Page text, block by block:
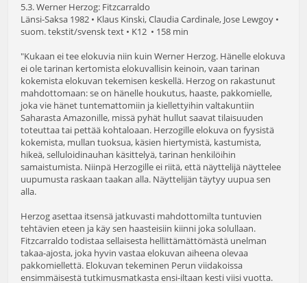
5.3. Werner Herzog: Fitzcarraldo
Länsi-Saksa 1982 • Klaus Kinski, Claudia Cardinale, Jose Lewgoy •
suom. tekstit/svensk text • K12 • 158 min
"Kukaan ei tee elokuvia niin kuin Werner Herzog. Hänelle elokuva
ei ole tarinan kertomista elokuvallisin keinoin, vaan tarinan
kokemista elokuvan tekemisen keskellä. Herzog on rakastunut
mahdottomaan: se on hänelle houkutus, haaste, pakkomielle,
joka vie hänet tuntemattomiin ja kiellettyihin valtakuntiin
Saharasta Amazonille, missä pyhät hullut saavat tilaisuuden
toteuttaa tai pettää kohtaloaan. Herzogille elokuva on fyysistä
kokemista, mullan tuoksua, käsien hiertymistä, kastumista,
hikeä, selluloidinauhan käsittelyä, tarinan henkilöihin
samaistumista. Niinpä Herzogille ei riitä, että näyttelijä näyttelee
uupumusta raskaan taakan alla. Näyttelijän täytyy uupua sen
alla.
Herzog asettaa itsensä jatkuvasti mahdottomilta tuntuvien
tehtävien eteen ja käy sen haasteisiin kiinni joka solullaan.
Fitzcarraldo todistaa sellaisesta hellittämättömästä unelman
takaa-ajosta, joka hyvin vastaa elokuvan aiheena olevaa
pakkomiellettä. Elokuvan tekeminen Perun viidakoissa
ensimmäisestä tutkimusmatkasta ensi-iltaan kesti viisi vuotta.